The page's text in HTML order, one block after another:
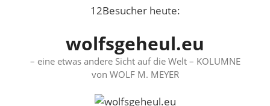
12Besucher heute:
wolfsgeheul.eu
– eine etwas andere Sicht auf die Welt – KOLUMNE
von WOLF M. MEYER